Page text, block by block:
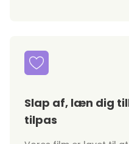
Slap af, læn dig
tilpas